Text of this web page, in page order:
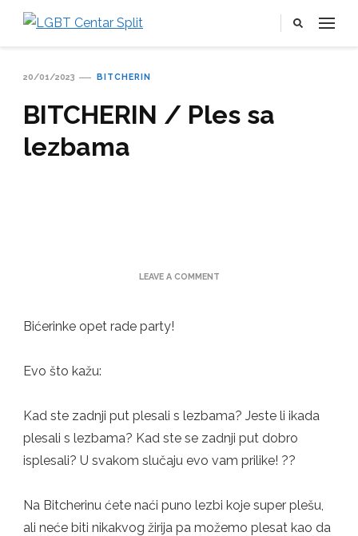
20/01/2023 BITCHERIN
BITCHERIN / Ples sa
lezbama
LEAVE A COMMENTON
Bićerinke opet rade party!
Evo što kažu:
Kad ste zadnji put plesali s lezbama? Jeste li ikada
plesali s lezbama? Kad ste se zadnji put dobro
isplesali? U svakom slučaju evo vam prilike! ??
Na Bitcherinu ćete naći puno lezbi koje super plešu,
ali neće biti nikakvog žirija pa možemo plesat kao da